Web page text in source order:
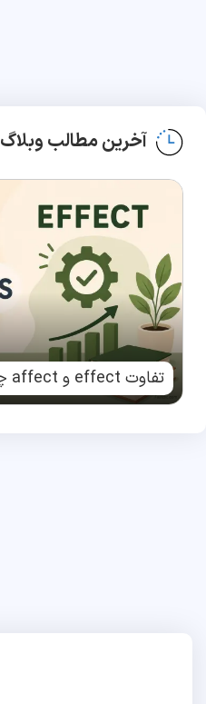
آخرین مطالب وبلاگ
تفاوت effect و affect چیست؟